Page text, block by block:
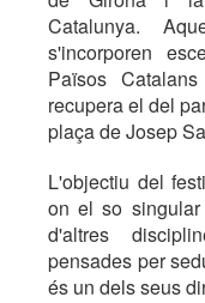
Catalunya.
s'incorporen
Països
recupera el del
plaça de Josep
L'objectiu del
on el so
d'altres
pensades per
és un dels seus